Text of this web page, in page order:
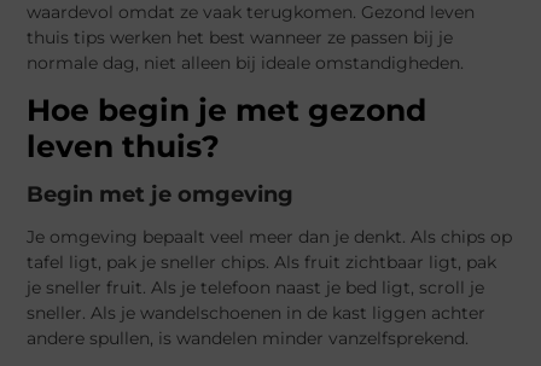
waardevol omdat ze vaak terugkomen. Gezond leven
thuis tips werken het best wanneer ze passen bij je
normale dag, niet alleen bij ideale omstandigheden.
Hoe begin je met gezond
leven thuis?
Begin met je omgeving
Je omgeving bepaalt veel meer dan je denkt. Als chips op
tafel ligt, pak je sneller chips. Als fruit zichtbaar ligt, pak
je sneller fruit. Als je telefoon naast je bed ligt, scroll je
sneller. Als je wandelschoenen in de kast liggen achter
andere spullen, is wandelen minder vanzelfsprekend.